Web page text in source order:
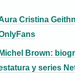
Cristina
Michel Brown:
y series